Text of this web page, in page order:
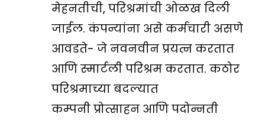
मेहनतीची, परिश्रमांची ओळख दिली
जाईल. कंपन्यांना असे कर्मचारी असणे
आवडते- जे नवनवीन प्रयत्न करतात
आणि स्मार्टली परिश्रम करतात. कठोर
परिश्रमाच्या बदल्यात
कम्पनी प्रोत्साहन आणि पदोन्नती